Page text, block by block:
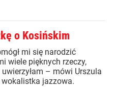
o Kosińskim
mi się narodzić
wiele pięknych rzeczy,
– mówi Urszula
jazzowa.